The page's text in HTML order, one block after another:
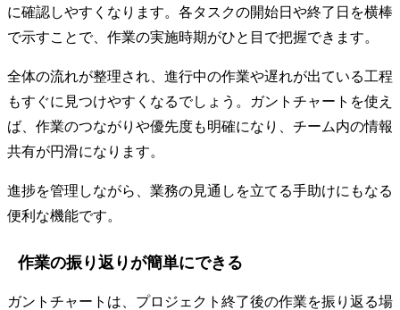
に確認しやすくなります。各タスクの開始日や終了日を横棒
で示すことで、作業の実施時期がひと目で把握できます。
全体の流れが整理され、進行中の作業や遅れが出ている工程
もすぐに見つけやすくなるでしょう。ガントチャートを使え
ば、作業のつながりや優先度も明確になり、チーム内の情報
共有が円滑になります。
進捗を管理しながら、業務の見通しを立てる手助けにもなる
便利な機能です。
作業の振り返りが簡単にできる
ガントチャートは、プロジェクト終了後の作業を振り返る場